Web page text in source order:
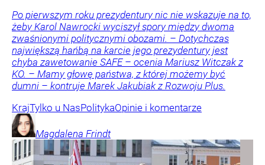
Po pierwszym roku prezydentury nic nie wskazuje na to,
żeby Karol Nawrocki wyciszył spory między dwoma
zwaśnionymi politycznymi obozami. – Dotychczas
największą hańbą na karcie jego prezydentury jest
chyba zawetowanie SAFE – ocenia Mariusz Witczak z
KO. – Mamy głowę państwa, z której możemy być
dumni – kontruje Marek Jakubiak z Rozwoju Plus.
KrajTylko u NasPolitykaOpinie i komentarze
Magdalena Frindt